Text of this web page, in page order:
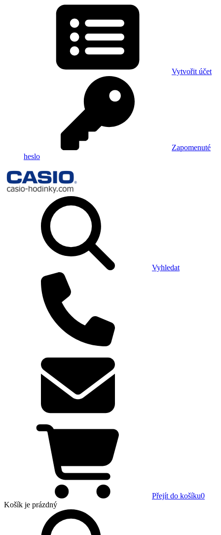
Vytvořit účet
Zapomenuté
heslo
Vyhledat
Přejít do košíku0
Košík je prázdný